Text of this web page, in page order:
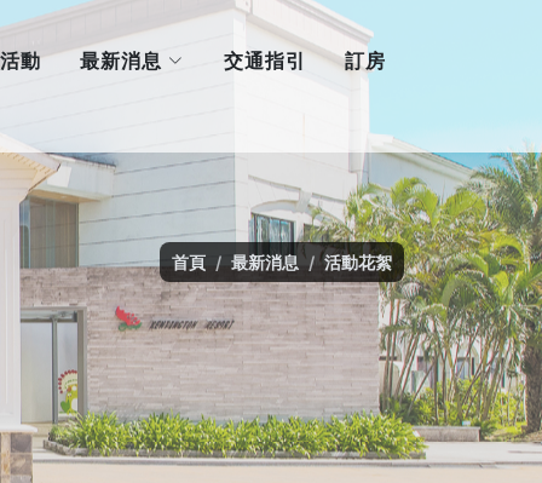
動 最新消息 交通指引 訂房
首頁 最新消息 活動花絮